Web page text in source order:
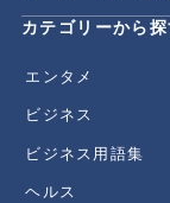
カテゴリーから探
エンタメ
ビジネス
ビジネス用語集
ヘルス